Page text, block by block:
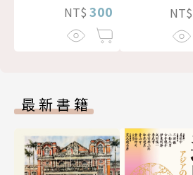
NT$ 300 NT$
最新書籍